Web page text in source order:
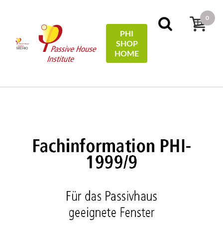
МЕНЮ
PHI
SHOP
HOME
0
Technical Information
Für das Passivhaus